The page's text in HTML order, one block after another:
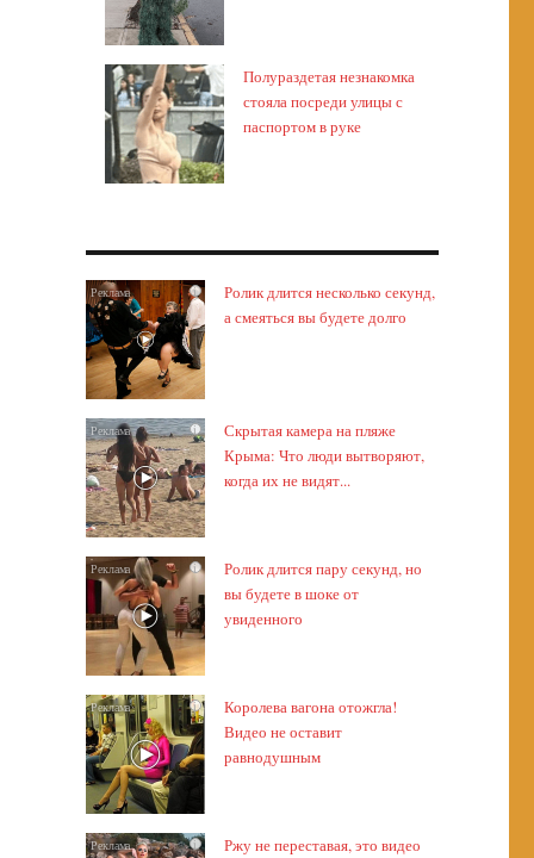
Полураздетая незнакомка
стояла посреди улицы с
паспортом в руке
i
Ролик длится несколько секунд,
а смеяться вы будете долго
i
Скрытая камера на пляже
Крыма: Что люди вытворяют,
когда их не видят...
i
Ролик длится пару секунд, но
вы будете в шоке от
увиденного
i
Королева вагона отожгла!
Видео не оставит
равнодушным
i
Ржу не переставая, это видео